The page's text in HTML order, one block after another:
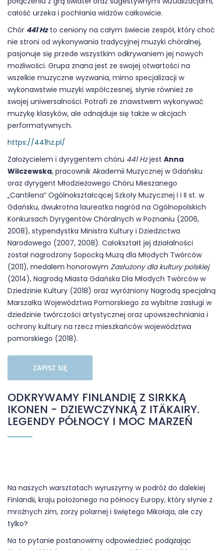
całość urzeka i pochłania widzów całkowicie.
Chór 441 Hzto ceniony na całym świecie zespół, który choć
nie stroni od wykonywania tradycyjnej muzyki chóralnej,
pasjonuje się przede wszystkim odkrywaniem jej nowych
możliwości. Grupa znana jest ze swojej otwartości na
wszelkie muzyczne wyzwania, mimo specjalizacji w
wykonawstwie muzyki współczesnej, słynie również ze
swojej uniwersalności. Potrafi ze znawstwem wykonywać
muzykę klasyków, ale odnajduje się także w akcjach
performatywnych.
https://441hz.pl/
Założycielem i dyrygentem chóru 441 Hzjest Anna
Wilczewska, pracownik Akademii Muzycznej w Gdańsku
oraz dyrygent Młodzieżowego Chóru Mieszanego
„Cantilena” Ogólnokształcącej Szkoły Muzycznej I i II st. w
Gdańsku, dwukrotna laureatka nagród na Ogólnopolskich
Konkursach Dyrygentów Chóralnych w Poznaniu (2006,
2008), stypendystka Ministra Kultury i Dziedzictwa
Narodowego (2007, 2008). Całokształt jej działalności
został nagrodzony Sopocką Muzą dla Młodych Twórców
(2011), medalem honorowym Zasłużony dla kultury polskiej
(2014), Nagrodą Miasta Gdańska Dla Młodych Twórców w
Dziedzinie Kultury (2018) oraz wyróżniony Nagrodą specjalną
Marszałka Województwa Pomorskiego za wybitne zasługi w
dziedzinie twórczości artystycznej oraz upowszechniania i
ochrony kultury na rzecz mieszkańców województwa
pomorskiego (2018).
ZAPISZ SIĘ
ODKRYWAMY FINLANDIĘ Z SIRKKĄ
IKONEN - DZIEWCZYNKĄ Z ITÄKAIRY.
LEGENDY PÓŁNOCY I MOC MARZEŃ
Na naszych warsztatach wyruszymy w podróż do dalekiej
Finlandii, kraju położonego na północy Europy, który słynie z
mroźnych zim, zorzy polarnej i świętego Mikołaja, ale czy
tylko?
Na to pytanie postanowimy odpowiedzieć podążając